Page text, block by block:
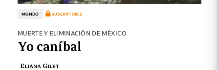
MUNDO SUSCRIPTORES
MUERTE Y ELIMINACIÓN DE MÉXICO
Yo caníbal
Eliana Gilet